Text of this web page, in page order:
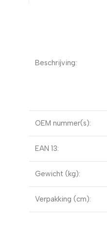
Beschrijving:
OEM nummer(s):
EAN 13:
Gewicht (kg):
Verpakking (cm):